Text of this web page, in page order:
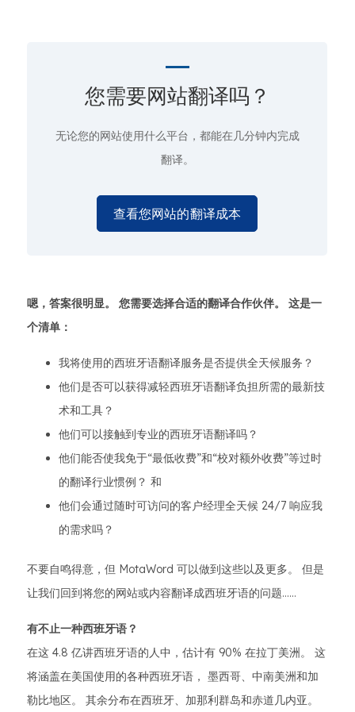
您需要网站翻译吗？
无论您的网站使用什么平台，都能在几分钟内完成
翻译。
查看您网站的翻译成本
嗯，答案很明显。 您需要选择合适的翻译合作伙伴。 这是一
个清单：
我将使用的西班牙语翻译服务是否提供全天候服务？
他们是否可以获得减轻西班牙语翻译负担所需的最新技
术和工具？
他们可以接触到专业的西班牙语翻译吗？
他们能否使我免于“最低收费”和“校对额外收费”等过时
的翻译行业惯例？ 和
他们会通过随时可访问的客户经理全天候 24/7 响应我
的需求吗？
不要自鸣得意，但 MotaWord 可以做到这些以及更多。 但是
让我们回到将您的网站或内容翻译成西班牙语的问题......
有不止一种西班牙语？
在这 4.8 亿讲西班牙语的人中，估计有 90% 在拉丁美洲。 这
将涵盖在美国使用的各种西班牙语， 墨西哥、中南美洲和加
勒比地区。 其余分布在西班牙、加那利群岛和赤道几内亚。